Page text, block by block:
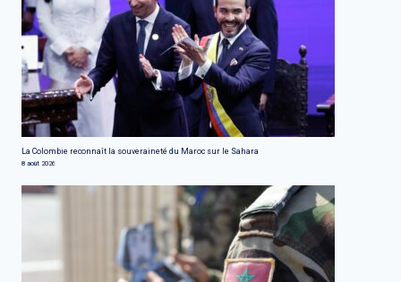
La Colombie reconnaît la souveraineté du Maroc sur le Sahara
8 août 2026